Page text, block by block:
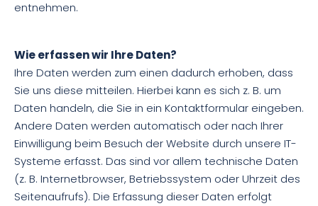
entnehmen.
Wie erfassen wir Ihre Daten?
Ihre Daten werden zum einen dadurch erhoben, dass
Sie uns diese mitteilen. Hierbei kann es sich z. B. um
Daten handeln, die Sie in ein Kontaktformular eingeben.
Andere Daten werden automatisch oder nach Ihrer
Einwilligung beim Besuch der Website durch unsere IT-
Systeme erfasst. Das sind vor allem technische Daten
(z. B. Internetbrowser, Betriebssystem oder Uhrzeit des
Seitenaufrufs). Die Erfassung dieser Daten erfolgt